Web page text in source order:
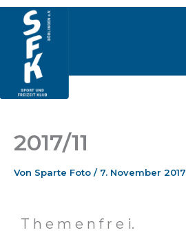
Zum
Inhalt
springen
2017/11
Von Sparte Foto / 7. November 2017
T h e m e n f r e i.